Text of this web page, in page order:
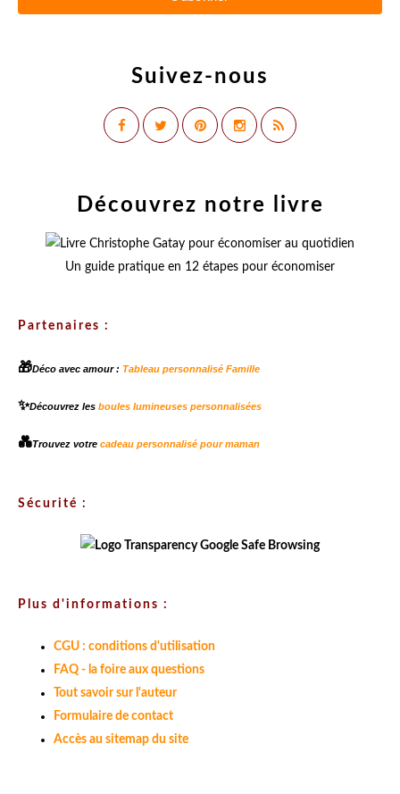
Suivez-nous
Découvrez notre livre
Un guide pratique en 12 étapes pour économiser
Partenaires :
🎁Déco avec amour : Tableau personnalisé Famille
✨Découvrez les boules lumineuses personnalisées
💑Trouvez votre cadeau personnalisé pour maman
Sécurité :
Plus d'informations :
CGU : conditions d'utilisation
FAQ - la foire aux questions
Tout savoir sur l'auteur
Formulaire de contact
Accès au sitemap du site